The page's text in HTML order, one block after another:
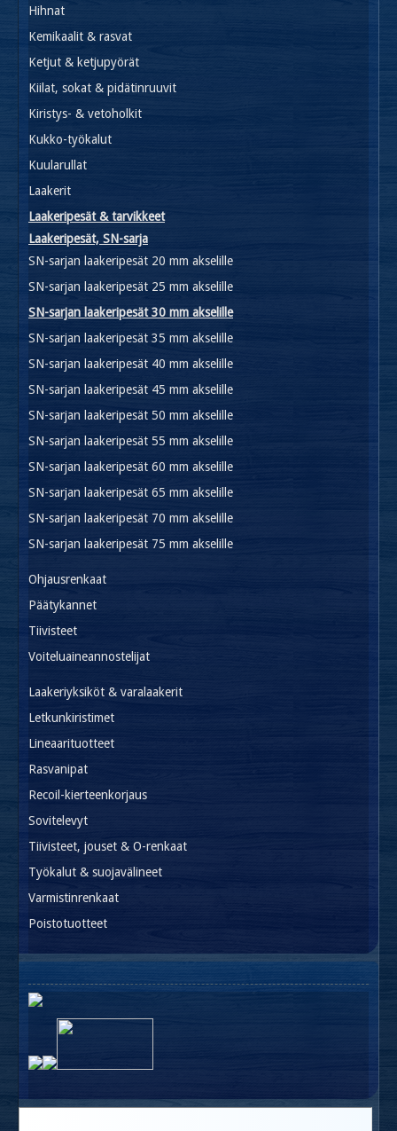
Hihnat
Kemikaalit & rasvat
Ketjut & ketjupyörät
Kiilat, sokat & pidätinruuvit
Kiristys- & vetoholkit
Kukko-työkalut
Kuularullat
Laakerit
Laakeripesät & tarvikkeet
Laakeripesät, SN-sarja
SN-sarjan laakeripesät 20 mm akselille
SN-sarjan laakeripesät 25 mm akselille
SN-sarjan laakeripesät 30 mm akselille
SN-sarjan laakeripesät 35 mm akselille
SN-sarjan laakeripesät 40 mm akselille
SN-sarjan laakeripesät 45 mm akselille
SN-sarjan laakeripesät 50 mm akselille
SN-sarjan laakeripesät 55 mm akselille
SN-sarjan laakeripesät 60 mm akselille
SN-sarjan laakeripesät 65 mm akselille
SN-sarjan laakeripesät 70 mm akselille
SN-sarjan laakeripesät 75 mm akselille
Ohjausrenkaat
Päätykannet
Tiivisteet
Voiteluaineannostelijat
Laakeriyksiköt & varalaakerit
Letkunkiristimet
Lineaarituotteet
Rasvanipat
Recoil-kierteenkorjaus
Sovitelevyt
Tiivisteet, jouset & O-renkaat
Työkalut & suojavälineet
Varmistinrenkaat
Poistotuotteet